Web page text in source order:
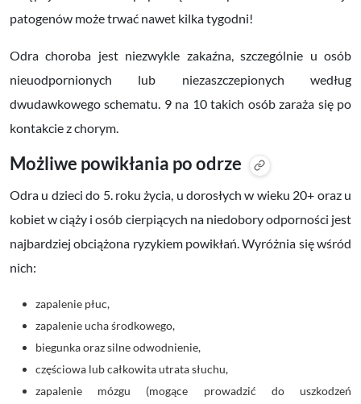
patogenów może trwać nawet kilka tygodni!
Odra choroba jest niezwykle zakaźna, szczególnie u osób
nieuodpornionych lub niezaszczepionych według
dwudawkowego schematu. 9 na 10 takich osób zaraża się po
kontakcie z chorym.
Możliwe powikłania po odrze
Odra u dzieci do 5. roku życia, u dorosłych w wieku 20+ oraz u
kobiet w ciąży i osób cierpiących na niedobory odporności jest
najbardziej obciążona ryzykiem powikłań. Wyróżnia się wśród
nich:
zapalenie płuc,
zapalenie ucha środkowego,
biegunka oraz silne odwodnienie,
częściowa lub całkowita utrata słuchu,
zapalenie mózgu (mogące prowadzić do uszkodzeń